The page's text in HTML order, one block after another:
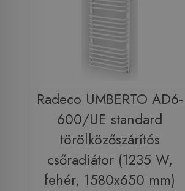
Radeco UMBERTO AD6-
600/UE standard
törölközőszárítós
csőradiátor (1235 W,
fehér, 1580x650 mm)